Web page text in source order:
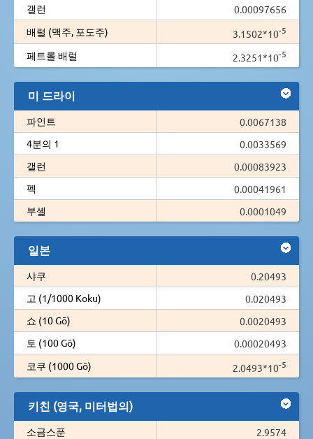
갤런
0.00097656
배럴 (맥주, 포도주)
3.1502*10-5
페트롤 배럴 2.3251*10-5
미 드라이
파인트
0.0067138
4분의 1
0.0033569
갤런
0.00083923
펙
0.00041961
부셸
0.0001049
일본
샤쿠
0.20493
고 (1/1000 Koku)
0.020493
쇼 (10 Gō)
0.0020493
토 (100 Gō)
0.00020493
코쿠 (1000 Gō)
2.0493*10-5
키친 (영국, 미터법의)
소금스푼
2.9574